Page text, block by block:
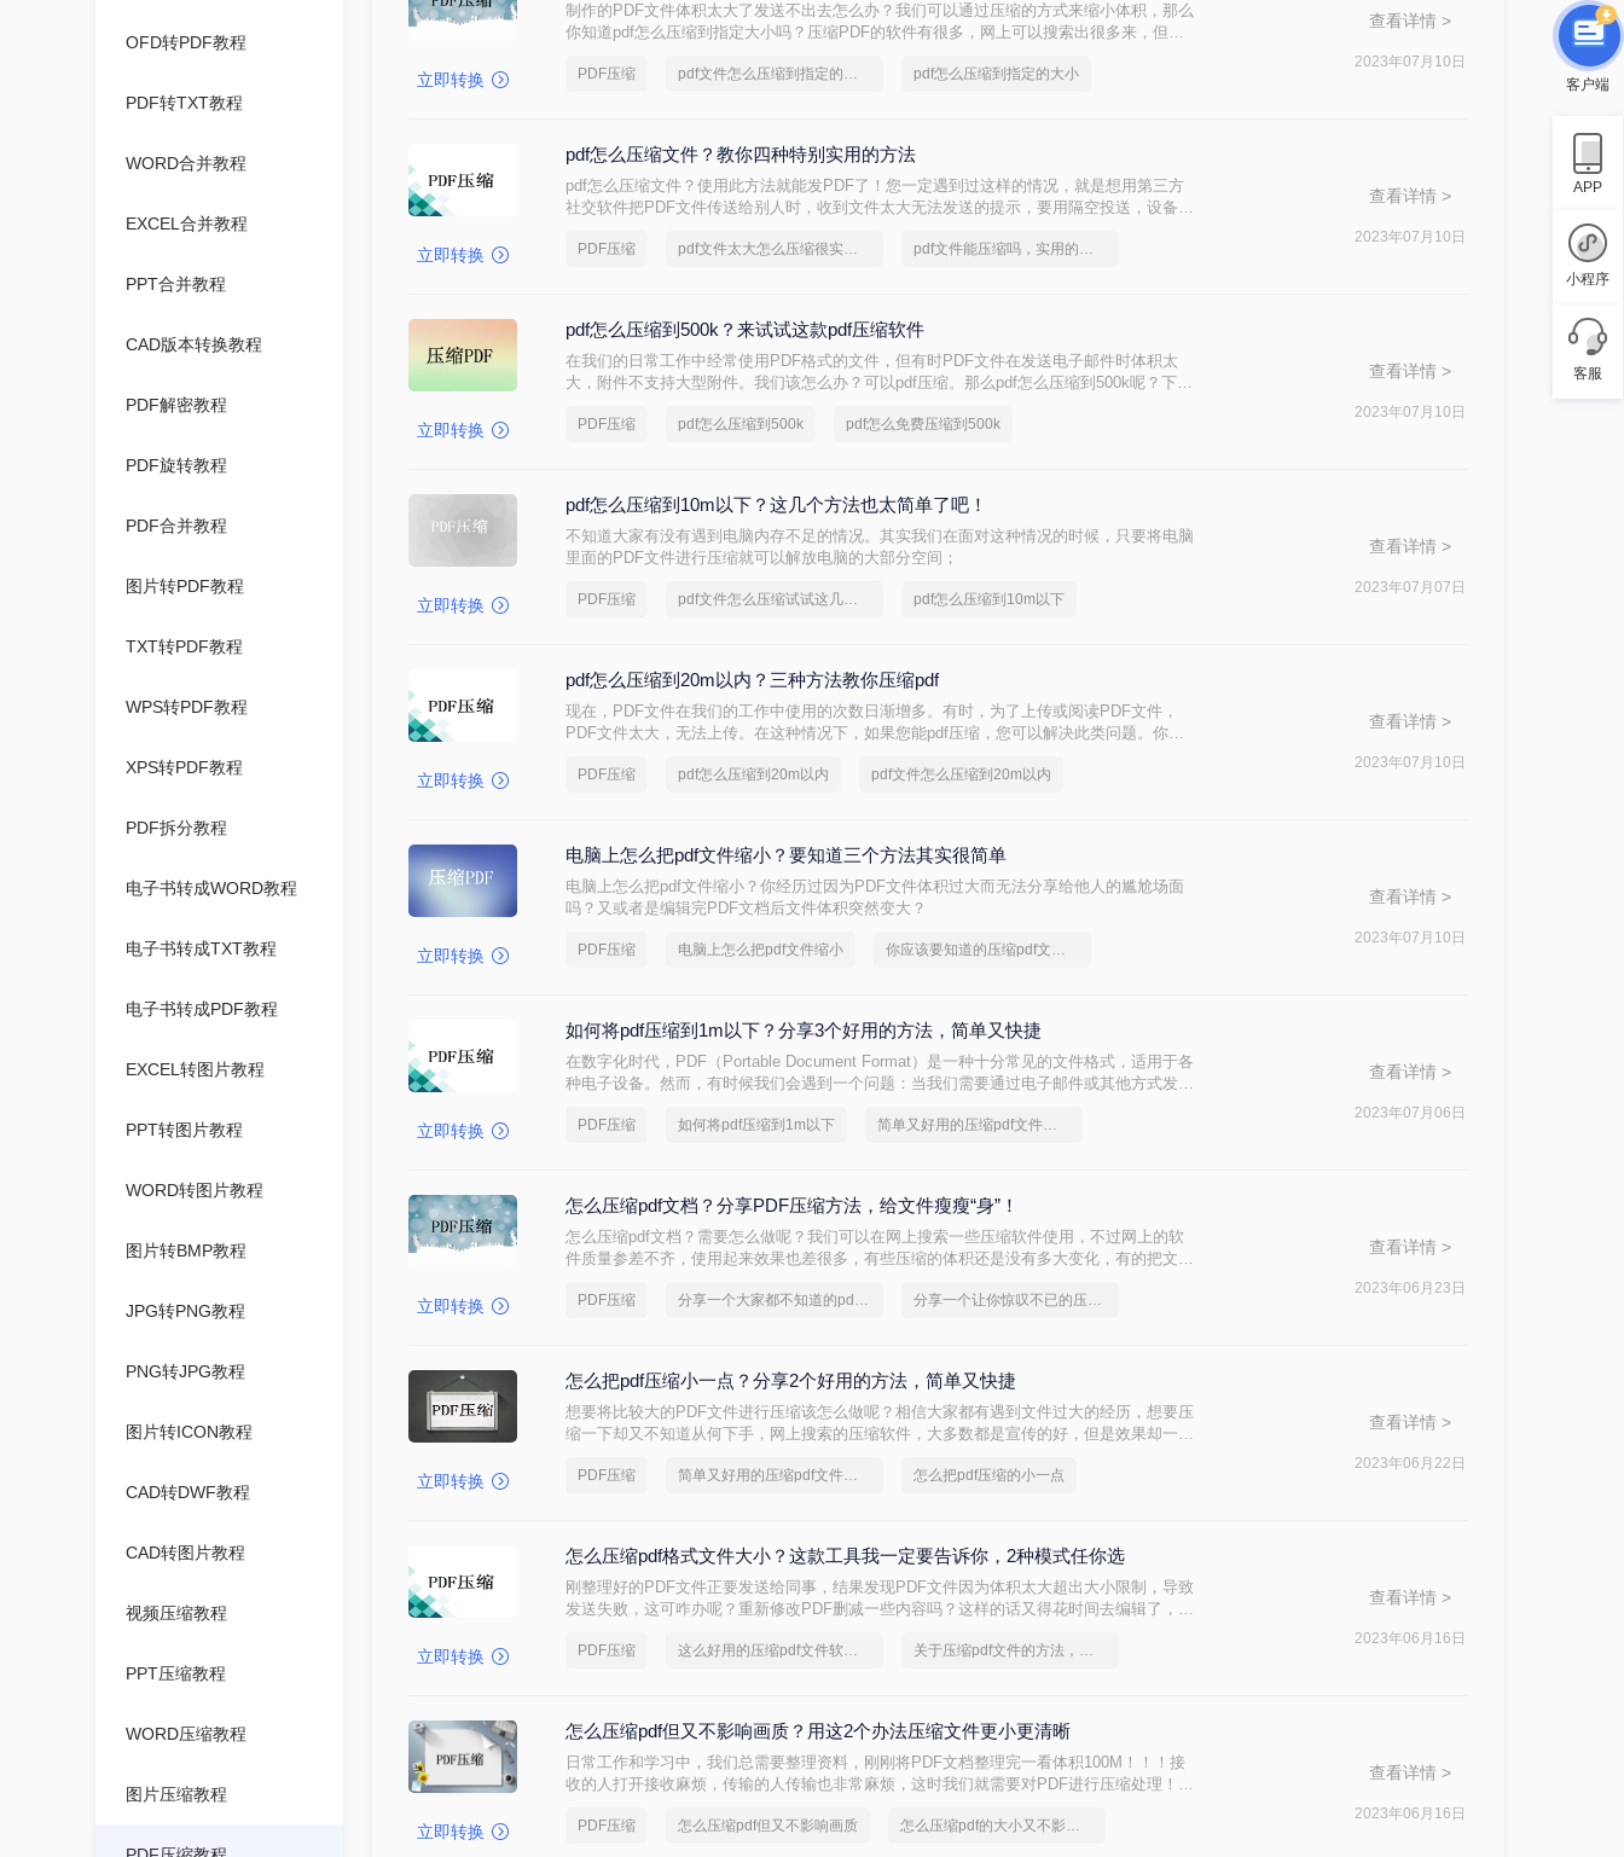
OFD转PDF教程
PDF转TXT教程
WORD合并教程
EXCEL合并教程
PPT合并教程
CAD版本转换教程
PDF解密教程
PDF旋转教程
PDF合并教程
图片转PDF教程
TXT转PDF教程
WPS转PDF教程
XPS转PDF教程
PDF拆分教程
电子书转成WORD教程
电子书转成TXT教程
电子书转成PDF教程
EXCEL转图片教程
PPT转图片教程
WORD转图片教程
图片转BMP教程
JPG转PNG教程
PNG转JPG教程
图片转ICON教程
CAD转DWF教程
CAD转图片教程
视频压缩教程
PPT压缩教程
WORD压缩教程
图片压缩教程
立即转换
制作的PDF文件体积太大了发送不出去怎么办？我们可以通过压缩的方式来缩小体积，那么
你知道pdf怎么压缩到指定大小吗？压缩PDF的软件有很多，网上可以搜索出很多来，但是
转转大师。
PDF压缩 pdf文件怎么压缩到指定的大小 pdf怎么压缩到指定的大小
查看详情 >
2023年07月10日
立即转换
pdf怎么压缩文件？教你四种特别实用的方法
pdf怎么压缩文件？使用此方法就能发PDF了！您一定遇到过这样的情况，就是想用第三方
社交软件把PDF文件传送给别人时，收到文件太大无法发送的提示，要用隔空投送，设备又
来了解了解。
PDF压缩 pdf文件太大怎么压缩很实用的方法 pdf文件能压缩吗，实用的方法来了
查看详情 >
2023年07月10日
立即转换
pdf怎么压缩到500k？来试试这款pdf压缩软件
在我们的日常工作中经常使用PDF格式的文件，但有时PDF文件在发送电子邮件时体积太
大，附件不支持大型附件。我们该怎么办？可以pdf压缩。那么pdf怎么压缩到500k呢？下面
PDF压缩 pdf怎么压缩到500k pdf怎么免费压缩到500k
查看详情 >
2023年07月10日
立即转换
pdf怎么压缩到10m以下？这几个方法也太简单了吧！
不知道大家有没有遇到电脑内存不足的情况。其实我们在面对这种情况的时候，只要将电脑
里面的PDF文件进行压缩就可以解放电脑的大部分空间；
PDF压缩 pdf文件怎么压缩试试这几个方法 pdf怎么压缩到10m以下
查看详情 >
2023年07月07日
立即转换
pdf怎么压缩到20m以内？三种方法教你压缩pdf
现在，PDF文件在我们的工作中使用的次数日渐增多。有时，为了上传或阅读PDF文件，
PDF文件太大，无法上传。在这种情况下，如果您能pdf压缩，您可以解决此类问题。你知
PDF压缩 pdf怎么压缩到20m以内 pdf文件怎么压缩到20m以内
查看详情 >
2023年07月10日
立即转换
电脑上怎么把pdf文件缩小？要知道三个方法其实很简单
电脑上怎么把pdf文件缩小​？你经历过因为PDF文件体积过大而无法分享给他人的尴尬场面
吗？又或者是编辑完PDF文档后文件体积突然变大？
PDF压缩 电脑上怎么把pdf文件缩小 你应该要知道的压缩pdf文件方法
查看详情 >
2023年07月10日
立即转换
如何将pdf压缩到1m以下？分享3个好用的方法，简单又快捷
在数字化时代，PDF（Portable Document Format）是一种十分常见的文件格式，适用于各
种电子设备。然而，有时候我们会遇到一个问题：当我们需要通过电子邮件或其他方式发送
到1M以下的大小。在本文中，我们将详细介绍如何将pdf压缩到1m以下方法。
PDF压缩 如何将pdf压缩到1m以下 简单又好用的压缩pdf文件方法，一般人我都不告诉他
查看详情 >
2023年07月06日
立即转换
怎么压缩pdf文档？分享PDF压缩方法，给文件瘦瘦“身”！
怎么压缩pdf文档？需要怎么做呢？我们可以在网上搜索一些压缩软件使用，不过网上的软
件质量参差不齐，使用起来效果也差很多，有些压缩的体积还是没有多大变化，有的把文件
荐一下转转大师pdf压缩，压缩效果很是不错哦，有需要的朋友可以来试试，下面来给大家
PDF压缩 分享一个大家都不知道的pdf文件压缩方法 分享一个让你惊叹不已的压缩pdf文件方法
查看详情 >
2023年06月23日
立即转换
怎么把pdf压缩小一点？分享2个好用的方法，简单又快捷
想要将比较大的PDF文件进行压缩该怎么做呢？相信大家都有遇到文件过大的经历，想要压
缩一下却又不知道从何下手，网上搜索的压缩软件，大多数都是宣传的好，但是效果却一般
好用又高效的pdf压缩软件呢？软件千千万，不行就得换，当你试多几款就知道那个好用
PDF压缩 简单又好用的压缩pdf文件方法，一般人我都不告诉他 怎么把pdf压缩的小一点
查看详情 >
2023年06月22日
立即转换
怎么压缩pdf格式文件大小？这款工具我一定要告诉你，2种模式任你选
刚整理好的PDF文件正要发送给同事，结果发现PDF文件因为体积太大超出大小限制，导致
发送失败，这可咋办呢？重新修改PDF删减一些内容吗？这样的话又得花时间去编辑了，有
pdf压缩软件可以让你快速有效的对PDF文件进行压缩，那么怎么压缩pdf格式文件大小呢？
PDF压缩 这么好用的压缩pdf文件软件，我一定要分享 关于压缩pdf文件的方法，你一定要学会
查看详情 >
2023年06月16日
立即转换
怎么压缩pdf但又不影响画质？用这2个办法压缩文件更小更清晰
日常工作和学习中，我们总需要整理资料，刚刚将PDF文档整理完一看体积100M！！！接
收的人打开接收麻烦，传输的人传输也非常麻烦，这时我们就需要对PDF进行压缩处理！那
PDF压缩 怎么压缩pdf但又不影响画质 怎么压缩pdf的大小又不影响清晰
查看详情 >
2023年06月16日
客户端
APP
小程序
客服